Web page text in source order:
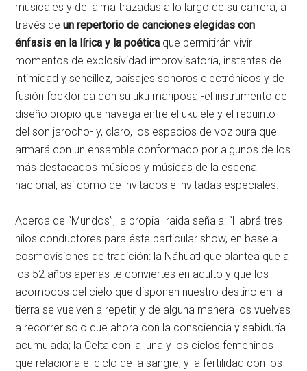
musicales y del alma trazadas a lo largo de su carrera, a
través deun repertorio de canciones elegidas con
énfasis en la lírica y la poética que permitirán vivir
momentos de explosividad improvisatoría, instantes de
intimidad y sencillez, paisajes sonoros electrónicos y de
fusión focklorica con su uku mariposa -el instrumento de
diseño propio que navega entre el ukulele y el requinto
del son jarocho- y, claro, los espacios de voz pura que
armará con un ensamble conformado por algunos de los
más destacados músicos y músicas de la escena
nacional, así como de invitados e invitadas especiales.
Acerca de “Mundos”, la propia Iraida señala: “Habrá tres
hilos conductores para éste particular show, en base a
cosmovisiones de tradición: la Náhuatl que plantea que a
los 52 años apenas te conviertes en adulto y que los
acomodos del cielo que disponen nuestro destino en la
tierra se vuelven a repetir, y de alguna manera los vuelves
a recorrer solo que ahora con la consciencia y sabiduría
acumulada; la Celta con la luna y los ciclos femeninos
que relaciona el ciclo de la sangre; y la fertilidad con los